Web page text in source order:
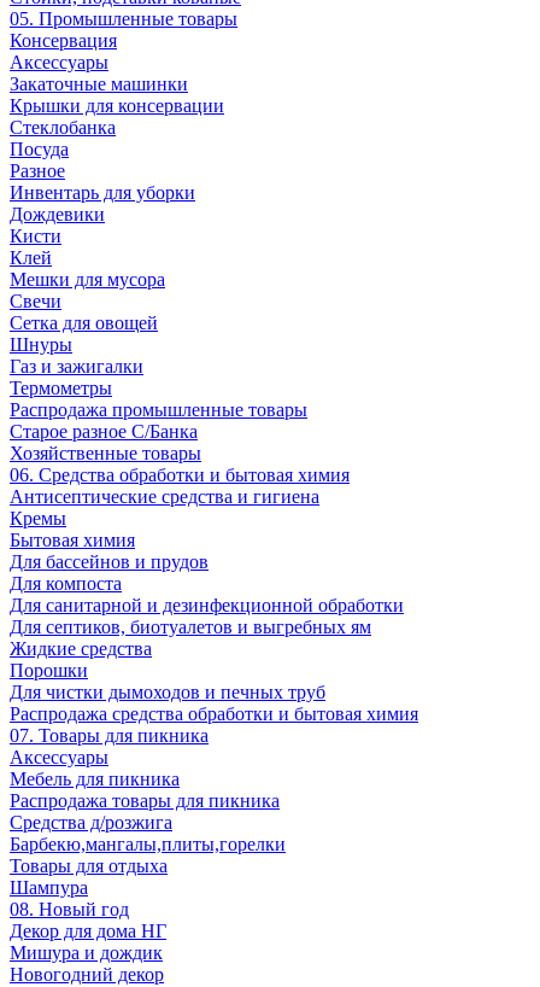
05. Промышленные товары
Консервация
Аксессуары
Закаточные машинки
Крышки для консервации
Стеклобанка
Посуда
Разное
Инвентарь для уборки
Дождевики
Кисти
Клей
Мешки для мусора
Свечи
Сетка для овощей
Шнуры
Газ и зажигалки
Термометры
Распродажа промышленные товары
Старое разное С/Банка
Хозяйственные товары
06. Средства обработки и бытовая химия
Антисептические средства и гигиена
Кремы
Бытовая химия
Для бассейнов и прудов
Для компоста
Для санитарной и дезинфекционной обработки
Для септиков, биотуалетов и выгребных ям
Жидкие средства
Порошки
Для чистки дымоходов и печных труб
Распродажа средства обработки и бытовая химия
07. Товары для пикника
Аксессуары
Мебель для пикника
Распродажа товары для пикника
Средства д/розжига
Барбекю,мангалы,плиты,горелки
Товары для отдыха
Шампура
08. Новый год
Декор для дома НГ
Мишура и дождик
Новогодний декор